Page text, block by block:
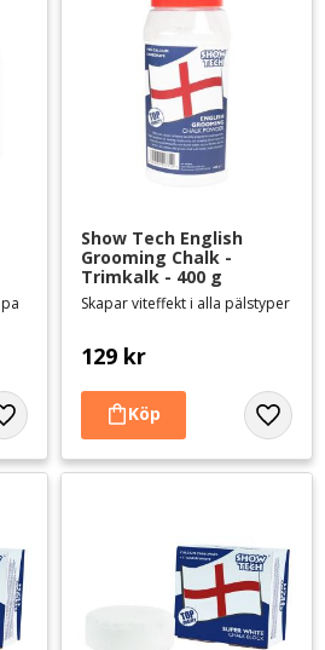
Lägg till i favoriter
Show Tech English
Grooming Chalk -
Trimkalk - 400 g
Skapar viteffekt i alla pälstyper
129 kr
Lägg